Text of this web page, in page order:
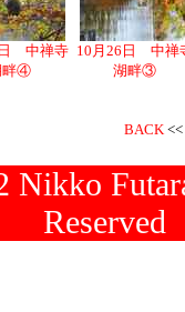
中禅寺
畔④
10月26日 中禅
湖畔③
BACK
Nikko
Reserved